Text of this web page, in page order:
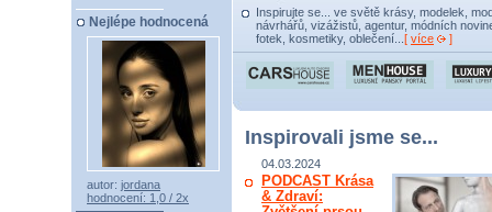
Nejlépe hodnocená
autor: jordana
hodnocení: 1,0 / 2x
Inspirujte se... ve světě krásy, modelek,
návrhářů, vizážistů, agentur, módních
fotek, kosmetiky, oblečení... [ více ]
Inspirovali jsme se...
04.03.2024
PODCAST Krása
& Zdraví: